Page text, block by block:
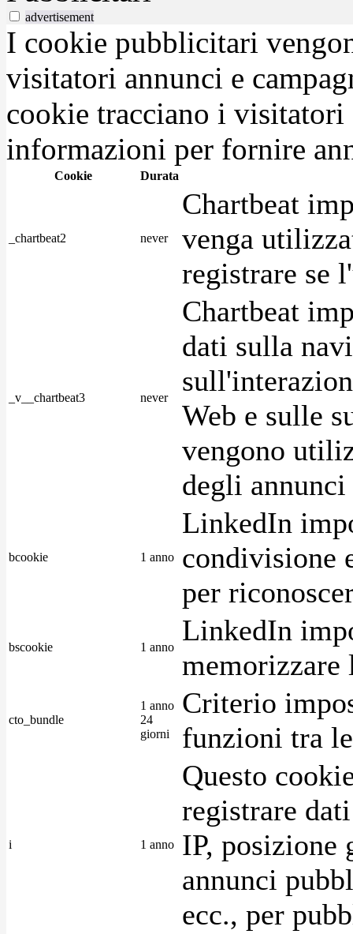
advertisement
I cookie pubblicitari
visitatori annunci e
cookie tracciano i visitatori
informazioni per fornire
Cookie Durata
_chartbeat2 never
Chartbeat
venga
registrare se
_v__chartbeat3 never
Chartbeat
dati sulla
Web e sulle
vengono
degli
bcookie 1 anno
LinkedIn
condivisione
per
bscookie 1 anno
LinkedIn
memorizzare
cto_bundle
1 anno
24
giorni
Criterio
funzioni tra
i 1 anno
Questo
registrare
IP, posizione
annunci
ecc., per